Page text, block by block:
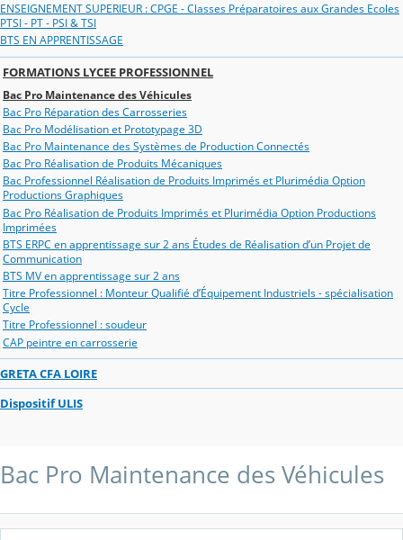
ENSEIGNEMENT SUPERIEUR : CPGE - Classes Préparatoires aux Grandes Ecoles
PTSI - PT - PSI & TSI
BTS EN APPRENTISSAGE
FORMATIONS LYCEE PROFESSIONNEL
Bac Pro Maintenance des Véhicules
Bac Pro Réparation des Carrosseries
Bac Pro Modélisation et Prototypage 3D
Bac Pro Maintenance des Systèmes de Production Connectés
Bac Pro Réalisation de Produits Mécaniques
Bac Professionnel Réalisation de Produits Imprimés et Plurimédia Option
Productions Graphiques
Bac Pro Réalisation de Produits Imprimés et Plurimédia Option Productions
Imprimées
BTS ERPC en apprentissage sur 2 ans Études de Réalisation d’un Projet de
Communication
BTS MV en apprentissage sur 2 ans
Titre Professionnel : Monteur Qualifié d’Équipement Industriels - spécialisation
Cycle
Titre Professionnel : soudeur
CAP peintre en carrosserie
GRETA CFA LOIRE
Dispositif ULIS
Bac Pro Maintenance des Véhicules